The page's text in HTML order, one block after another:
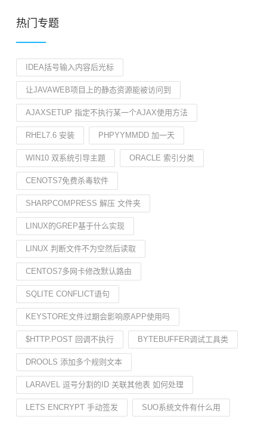
热门专题
IDEA括号输入内容后光标
让JAVAWEB项目上的静态资源能被访问到
AJAXSETUP 指定不执行某一个AJAX使用方法
RHEL7.6 安装 PHPYYMMDD 加一天
WIN10 双系统引导主题 ORACLE 索引分类
CENOTS7免费杀毒软件
SHARPCOMPRESS 解压 文件夹
LINUX的GREP基于什么实现
LINUX 判断文件不为空然后读取
CENTOS7多网卡修改默认路由
SQLITE CONFLICT语句
KEYSTORE文件过期会影响原APP使用吗
$HTTP.POST 回调不执行 BYTEBUFFER调试工具类
DROOLS 添加多个规则文本
LARAVEL 逗号分割的ID 关联其他表 如何处理
LETS ENCRYPT 手动签发 SUO系统文件有什么用